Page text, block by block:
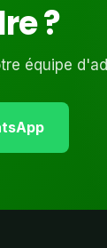
?
équipe